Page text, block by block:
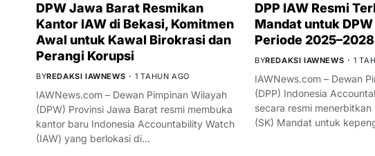
DPW Jawa Barat Resmikan
Kantor IAW di Bekasi, Komitmen
Awal untuk Kawal Birokrasi dan
Perangi Korupsi
BYREDAKSI IAWNEWS 1 TAHUN AGO
IAWNews.com – Dewan Pimpinan Wilayah
(DPW) Provinsi Jawa Barat resmi membuka
kantor baru Indonesia Accountability Watch
(IAW) yang berlokasi di…
DPP IAW Resmi
Mandat untuk
Periode 2025–2028
BYREDAKSI IAWNEWS 1
IAWNews.com – Dewan
(DPP) Indonesia
secara resmi menerbitkan
(SK) Mandat untuk